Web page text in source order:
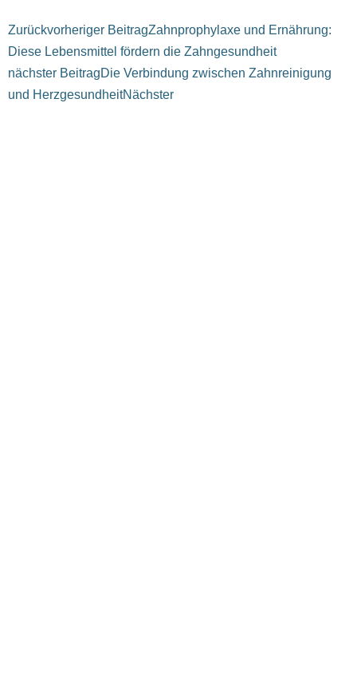
Zurückvorheriger BeitragZahnprophylaxe und Ernährung:
Diese Lebensmittel fördern die Zahngesundheit
nächster BeitragDie Verbindung zwischen Zahnreinigung
und HerzgesundheitNächster